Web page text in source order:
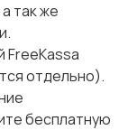
так же
FreeKassa
отдельно).
бесплатную